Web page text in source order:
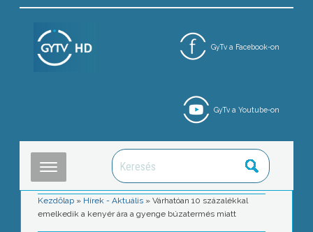
GyTv a Facebook-on
GyTv a Youtube-on
Kezdőlap » Hírek - Aktuális »Várhatóan 10 százalékkal
emelkedik a kenyér ára a gyenge búzatermés miatt